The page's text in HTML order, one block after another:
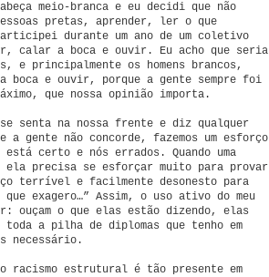
meio-branca e eu decidi que não
pretas, aprender, ler o que
durante um ano de um coletivo
calar a boca e ouvir. Eu acho que seria
e principalmente os homens brancos,
boca e ouvir, porque a gente sempre foi
que nossa opinião importa.
se senta na nossa frente e diz qualquer
gente não concorde, fazemos um esforço
certo e nós errados. Quando uma
precisa se esforçar muito para provar
terrível e facilmente desonesto para
exagero…” Assim, o uso ativo do meu
o que elas estão dizendo, elas
a pilha de diplomas que tenho em
necessário.
racismo estrutural é tão presente em